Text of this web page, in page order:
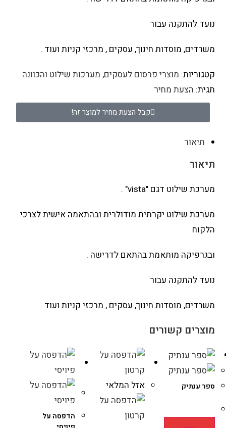
נועד להתקנה עבור
משרדים, מוסדות חינוך, עסקים , מרכזי קניות ועוד .
קטגוריות: מוצרי פרסום לעסקים, מערכות שילוט והכוונה
תגית: הצעת מחיר
קבל הצעת מחיר למוצר זה!
תיאור
תיאור
מערכת שילוט דגם "vista" .
מערכת שילוט יקרתית מודולרית ובהתאמה אישית לצרכי
הלקוח
ובגרפיקה מותאמת בהתאם לדרישה .
נועד להתקנה עבור
משרדים, מוסדות חינוך, עסקים , מרכזי קניות ועוד .
מוצרים קשורים
ספר ענתיק אזל המלאי
הדפסה על